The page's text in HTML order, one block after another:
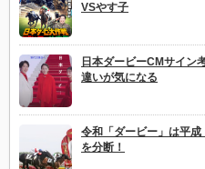
VSやす子
日本ダービーCMサイン
違いが気になる
令和「ダービー」は平
を分断！